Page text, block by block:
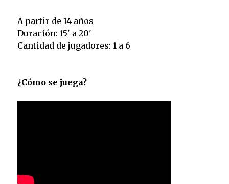
A partir de 14 años
Duración: 15' a 20'
Cantidad de jugadores: 1 a 6
¿Cómo se juega?